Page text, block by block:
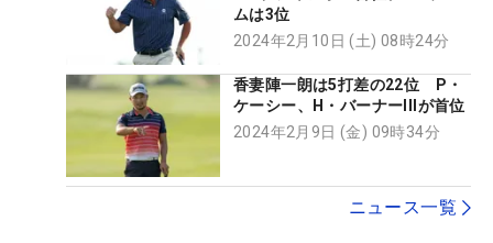
ムは3位
2024年2月10日 (土) 08時24分
香妻陣一朗は5打差の22位 P・
ケーシー、H・バーナーIIIが首位
2024年2月9日 (金) 09時34分
ニュース一覧